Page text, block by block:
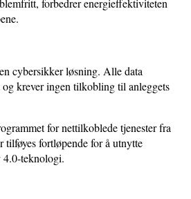
forbedrer energieffektiviteten
cybersikker løsning. Alle data
krever ingen tilkobling til anleggets
for nettilkoblede tjenester fra
fortløpende for å utnytte
4.0-teknologi.